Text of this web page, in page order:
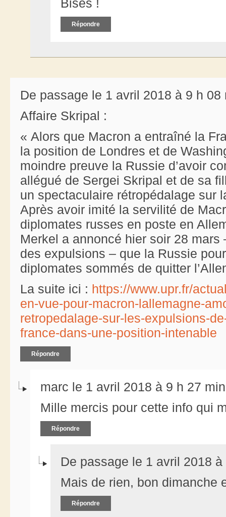
Bises !
Répondre
De passage le 1 avril 2018 à 9 h 08
Affaire Skripal :
« Alors que Macron a entraîné la
la position de Londres et de
moindre preuve la Russie d’avoir
allégué de Sergei Skripal et de sa
un spectaculaire rétropédalage sur
Après avoir imité la servilité de
diplomates russes en poste en
Merkel a annoncé hier soir 28 mars
des expulsions – que la Russie
diplomates sommés de quitter
La suite ici : https://www.upr.fr/
en-vue-pour-macron-lallemagne-
retropedalage-sur-les-expulsions-
france-dans-une-position-intenable
Répondre
marc le 1 avril 2018 à 9 h 27 min
Mille mercis pour cette info qui
Répondre
De passage le 1 avril 2018
Mais de rien, bon dimanche
Répondre